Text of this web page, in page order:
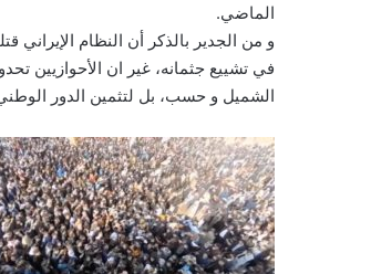
الماضي.
الشميل و حسب، بل لتثمين الدور الوطني